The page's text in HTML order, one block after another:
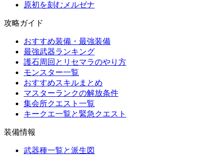
原初を刻むメルゼナ
攻略ガイド
おすすめ装備・最強装備
最強武器ランキング
護石周回とリセマラのやり方
モンスター一覧
おすすめスキルまとめ
マスターランクの解放条件
集会所クエスト一覧
キークエ一覧と緊急クエスト
装備情報
武器種一覧と派生図